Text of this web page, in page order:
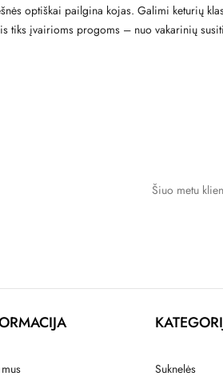
optiškai pailgina kojas. Galimi
tiks įvairioms progoms – nuo vakarinių
Šiuo metu
Suknelės